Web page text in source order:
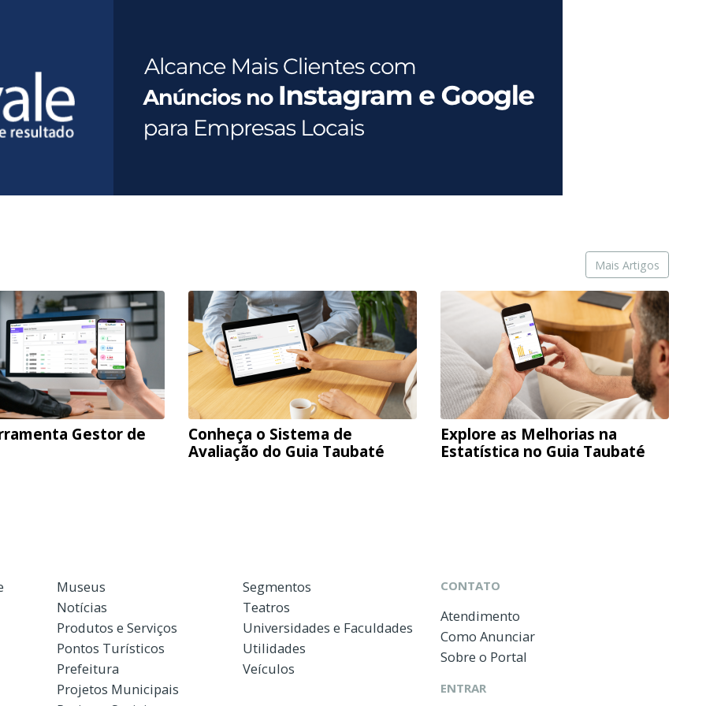
Mais Artigos
Gestor de
Conheça o Sistema de
Avaliação do Guia Taubaté
Explore as Melhorias na
Estatística no Guia Taubaté
Museus
Notícias
Produtos e Serviços
Pontos Turísticos
Prefeitura
Projetos Municipais
Segmentos
Teatros
Universidades e Faculdades
Utilidades
Veículos
CONTATO
Atendimento
Como Anunciar
Sobre o Portal
ENTRAR